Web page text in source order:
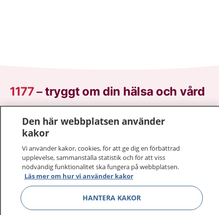
1177–tryggt om din hälsa och vård
sjukdomar och vilka mottagningar du kan kontakta.
Logga in för att läsa din journal och göra dina
vårdärenden. Ring telefonnummer 1177 för
sjukvårdsrådgivning dygnet runt.
1177 ger dig råd när du vill må bättre.
Den här webbplatsen använder
kakor
Vi använder kakor, cookies, för att ge dig en förbättrad
upplevelse, sammanställa statistik och för att viss
nödvändig funktionalitet ska fungera på webbplatsen.
Läs mer om hur vi använder kakor
HANTERA KAKOR